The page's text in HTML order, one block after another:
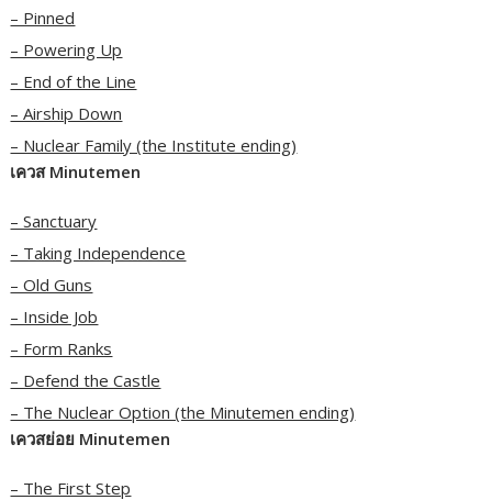
– Pinned
– Powering Up
– End of the Line
– Airship Down
– Nuclear Family (the Institute ending)
เควส Minutemen
– Sanctuary
– Taking Independence
– Old Guns
– Inside Job
– Form Ranks
– Defend the Castle
– The Nuclear Option (the Minutemen ending)
เควสย่อย Minutemen
– The First Step